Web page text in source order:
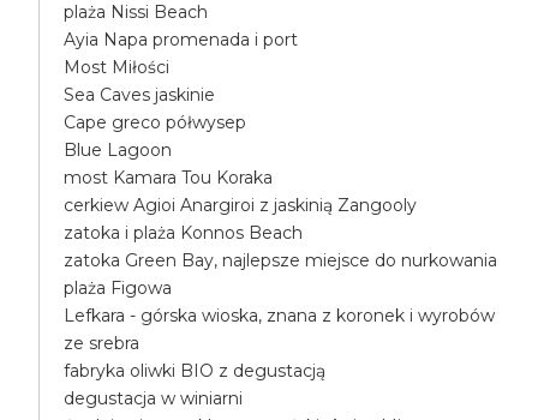
plaża Nissi Beach
Ayia Napa promenada i port
Most Miłości
Sea Caves jaskinie
Cape greco półwysep
Blue Lagoon
most Kamara Tou Koraka
cerkiew Agioi Anargiroi z jaskinią Zangooly
zatoka i plaża Konnos Beach
zatoka Green Bay, najlepsze miejsce do nurkowania
plaża Figowa
Lefkara - górska wioska, znana z koronek i wyrobów
ze srebra
fabryka oliwki BIO z degustacją
degustacja w winiarni